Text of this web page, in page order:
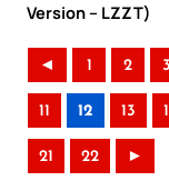
Version – LZZT)
◄ 1 2 3
11 12 13
21 22 ►